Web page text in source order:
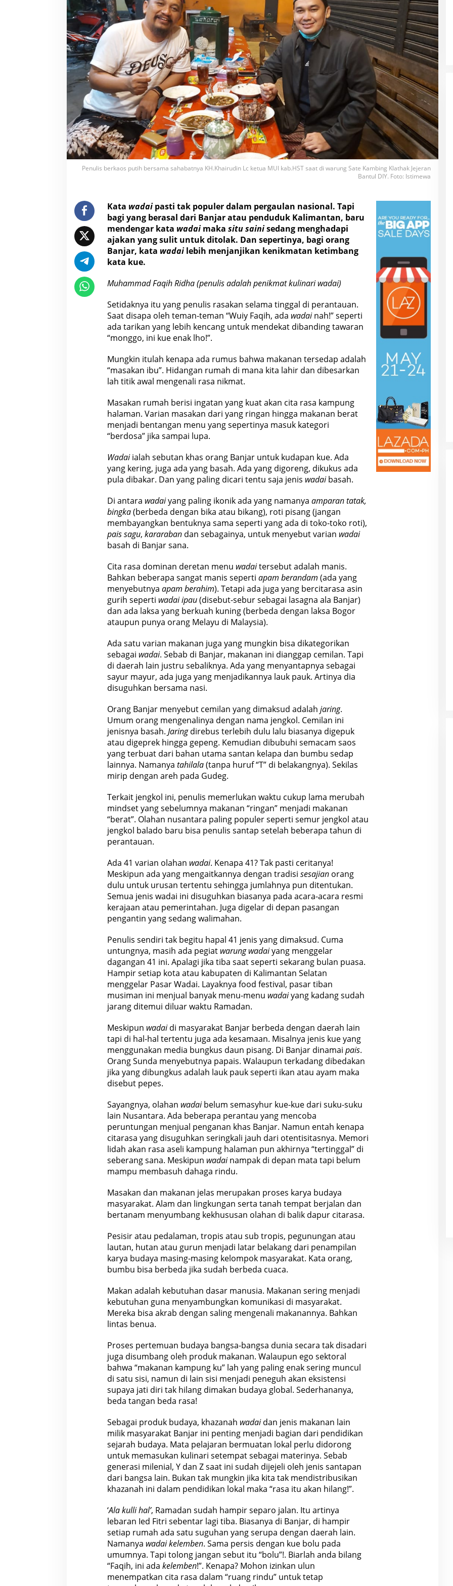
g
T
e
t
i
n
g
g
a
l
Penulis berkaos putih bersama sahabatnya KH.Khairudin Lc ketua MUI kab.HST saat di warung Sate Kambing Klathak Jejeran
Bantul DIY. Foto: Istimewa
Kata wadaipasti tak populer dalam pergaulan nasional. Tapi
bagi yang berasal dari Banjar atau penduduk Kalimantan, baru
mendengar kata wadaimaka situ sainisedang menghadapi
ajakan yang sulit untuk ditolak. Dan sepertinya, bagi orang
Banjar, kata wadailebih menjanjikan kenikmatan ketimbang
kata kue.
Muhammad Faqih Ridha (penulis adalah penikmat kulinari wadai)
Setidaknya itu yang penulis rasakan selama tinggal di perantauan.
Saat disapa oleh teman-teman “Wuiy Faqih, ada wadainah!” seperti
ada tarikan yang lebih kencang untuk mendekat dibanding tawaran
“monggo, ini kue enak lho!”.
Mungkin itulah kenapa ada rumus bahwa makanan tersedap adalah
“masakan ibu”. Hidangan rumah di mana kita lahir dan dibesarkan
lah titik awal mengenali rasa nikmat.
Masakan rumah berisi ingatan yang kuat akan cita rasa kampung
halaman. Varian masakan dari yang ringan hingga makanan berat
menjadi bentangan menu yang sepertinya masuk kategori
“berdosa” jika sampai lupa.
Wadaiialah sebutan khas orang Banjar untuk kudapan kue. Ada
yang kering, juga ada yang basah. Ada yang digoreng, dikukus ada
pula dibakar. Dan yang paling dicari tentu saja jenis wadaibasah.
Di antara wadaiyang paling ikonik ada yang namanya amparan tatak,
bingka(berbeda dengan bika atau bikang), roti pisang (jangan
membayangkan bentuknya sama seperti yang ada di toko-toko roti),
pais sagu, kararabandan sebagainya, untuk menyebut varian wadai
basah di Banjar sana.
Cita rasa dominan deretan menu wadaitersebut adalah manis.
Bahkan beberapa sangat manis seperti apam berandam (ada yang
menyebutnya apam berahim). Tetapi ada juga yang bercitarasa asin
gurih seperti wadai ipau(disebut-sebur sebagai lasagna ala Banjar)
dan ada laksa yang berkuah kuning (berbeda dengan laksa Bogor
ataupun punya orang Melayu di Malaysia).
Ada satu varian makanan juga yang mungkin bisa dikategorikan
sebagai wadai. Sebab di Banjar, makanan ini dianggap cemilan. Tapi
di daerah lain justru sebaliknya. Ada yang menyantapnya sebagai
sayur mayur, ada juga yang menjadikannya lauk pauk. Artinya dia
disuguhkan bersama nasi.
Orang Banjar menyebut cemilan yang dimaksud adalah jaring.
Umum orang mengenalinya dengan nama jengkol. Cemilan ini
jenisnya basah. Jaringdirebus terlebih dulu lalu biasanya digepuk
atau digeprek hingga gepeng. Kemudian dibubuhi semacam saos
yang terbuat dari bahan utama santan kelapa dan bumbu sedap
lainnya. Namanya tahilala(tanpa huruf “T” di belakangnya). Sekilas
mirip dengan areh pada Gudeg.
Terkait jengkol ini, penulis memerlukan waktu cukup lama merubah
mindset yang sebelumnya makanan “ringan” menjadi makanan
“berat”. Olahan nusantara paling populer seperti semur jengkol atau
jengkol balado baru bisa penulis santap setelah beberapa tahun di
perantauan.
Ada 41 varian olahan wadai. Kenapa 41? Tak pasti ceritanya!
Meskipun ada yang mengaitkannya dengan tradisi sesajianorang
dulu untuk urusan tertentu sehingga jumlahnya pun ditentukan.
Semua jenis wadai ini disuguhkan biasanya pada acara-acara resmi
kerajaan atau pemerintahan. Juga digelar di depan pasangan
pengantin yang sedang walimahan.
Penulis sendiri tak begitu hapal 41 jenis yang dimaksud. Cuma
untungnya, masih ada pegiat warung wadaiyang menggelar
dagangan 41 ini. Apalagi jika tiba saat seperti sekarang bulan puasa.
Hampir setiap kota atau kabupaten di Kalimantan Selatan
menggelar Pasar Wadai. Layaknya food festival, pasar tiban
musiman ini menjual banyak menu-menu wadaiyang kadang sudah
jarang ditemui diluar waktu Ramadan.
Meskipun wadaidi masyarakat Banjar berbeda dengan daerah lain
tapi di hal-hal tertentu juga ada kesamaan. Misalnya jenis kue yang
menggunakan media bungkus daun pisang. Di Banjar dinamai pais.
Orang Sunda menyebutnya papais. Walaupun terkadang dibedakan
jika yang dibungkus adalah lauk pauk seperti ikan atau ayam maka
disebut pepes.
Sayangnya, olahan wadaibelum semasyhur kue-kue dari suku-suku
lain Nusantara. Ada beberapa perantau yang mencoba
peruntungan menjual penganan khas Banjar. Namun entah kenapa
citarasa yang disuguhkan seringkali jauh dari otentisitasnya. Memori
lidah akan rasa aseli kampung halaman pun akhirnya “tertinggal” di
seberang sana. Meskipun wadainampak di depan mata tapi belum
mampu membasuh dahaga rindu.
Masakan dan makanan jelas merupakan proses karya budaya
masyarakat. Alam dan lingkungan serta tanah tempat berjalan dan
bertanam menyumbang kekhususan olahan di balik dapur citarasa.
Pesisir atau pedalaman, tropis atau sub tropis, pegunungan atau
lautan, hutan atau gurun menjadi latar belakang dari penampilan
karya budaya masing-masing kelompok masyarakat. Kata orang,
bumbu bisa berbeda jika sudah berbeda cuaca.
Makan adalah kebutuhan dasar manusia. Makanan sering menjadi
kebutuhan guna menyambungkan komunikasi di masyarakat.
Mereka bisa akrab dengan saling mengenali makanannya. Bahkan
lintas benua.
Proses pertemuan budaya bangsa-bangsa dunia secara tak disadari
juga disumbang oleh produk makanan. Walaupun ego sektoral
bahwa “makanan kampung ku” lah yang paling enak sering muncul
di satu sisi, namun di lain sisi menjadi peneguh akan eksistensi
supaya jati diri tak hilang dimakan budaya global. Sederhananya,
beda tangan beda rasa!
Sebagai produk budaya, khazanah wadaidan jenis makanan lain
milik masyarakat Banjar ini penting menjadi bagian dari pendidikan
sejarah budaya. Mata pelajaran bermuatan lokal perlu didorong
untuk memasukan kulinari setempat sebagai materinya. Sebab
generasi milenial, Y dan Z saat ini sudah dijejeli oleh jenis santapan
dari bangsa lain. Bukan tak mungkin jika kita tak mendistribusikan
khazanah ini dalam pendidikan lokal maka “rasa itu akan hilang!”.
‘Ala kulli hal’, Ramadan sudah hampir separo jalan. Itu artinya
lebaran Ied Fitri sebentar lagi tiba. Biasanya di Banjar, di hampir
setiap rumah ada satu suguhan yang serupa dengan daerah lain.
Namanya wadai kelemben. Sama persis dengan kue bolu pada
umumnya. Tapi tolong jangan sebut itu “bolu”!. Biarlah anda bilang
“Faqih, ini ada kelemben!”. Kenapa? Mohon izinkan ulun
menempatkan cita rasa dalam “ruang rindu” untuk tetap